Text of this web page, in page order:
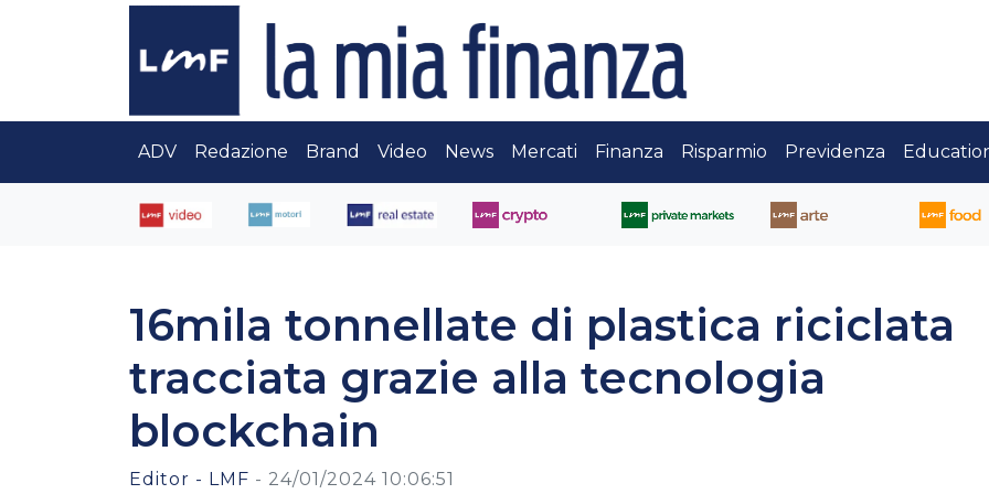
ADV Redazione Brand Video News Mercati Finanza Risparmio Previdenza
16mila tonnellate di plastica riciclata
tracciata grazie alla tecnologia
blockchain
Editor - LMF - 24/01/2024 10:06:51